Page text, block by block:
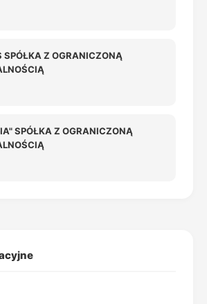
SPÓŁKA Z OGRANICZONĄ
SPÓŁKA Z OGRANICZONĄ